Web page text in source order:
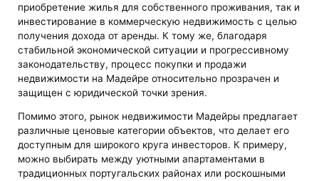
приобретение жилья для собственного проживания, так и
инвестирование в коммерческую недвижимость с целью
получения дохода от аренды. К тому же, благодаря
стабильной экономической ситуации и прогрессивному
законодательству, процесс покупки и продажи
недвижимости на Мадейре относительно прозрачен и
защищен с юридической точки зрения.
Помимо этого, рынок недвижимости Мадейры предлагает
различные ценовые категории объектов, что делает его
доступным для широкого круга инвесторов. К примеру,
можно выбирать между уютными апартаментами в
традиционных португальских районах или роскошными